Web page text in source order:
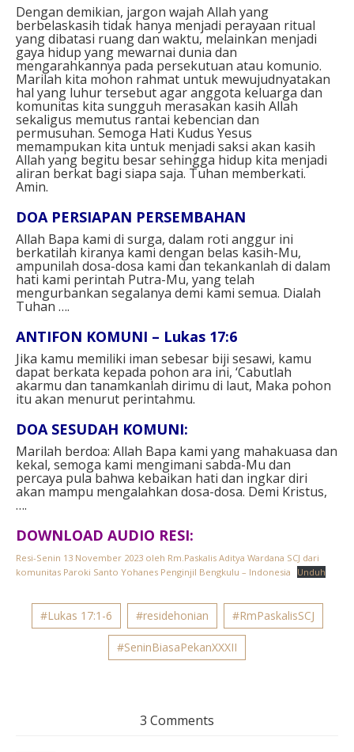
Dengan demikian, jargon wajah Allah yang
berbelaskasih tidak hanya menjadi perayaan ritual
yang dibatasi ruang dan waktu, melainkan menjadi
gaya hidup yang mewarnai dunia dan
mengarahkannya pada persekutuan atau komunio.
Marilah kita mohon rahmat untuk mewujudnyatakan
hal yang luhur tersebut agar anggota keluarga dan
komunitas kita sungguh merasakan kasih Allah
sekaligus memutus rantai kebencian dan
permusuhan. Semoga Hati Kudus Yesus
memampukan kita untuk menjadi saksi akan kasih
Allah yang begitu besar sehingga hidup kita menjadi
aliran berkat bagi siapa saja. Tuhan memberkati.
Amin.
DOA PERSIAPAN PERSEMBAHAN
Allah Bapa kami di surga, dalam roti anggur ini
berkatilah kiranya kami dengan belas kasih-Mu,
ampunilah dosa-dosa kami dan tekankanlah di dalam
hati kami perintah Putra-Mu, yang telah
mengurbankan segalanya demi kami semua. Dialah
Tuhan ….
ANTIFON KOMUNI – Lukas 17:6
Jika kamu memiliki iman sebesar biji sesawi, kamu
dapat berkata kepada pohon ara ini, ‘Cabutlah
akarmu dan tanamkanlah dirimu di laut, Maka pohon
itu akan menurut perintahmu.
DOA SESUDAH KOMUNI:
Marilah berdoa: Allah Bapa kami yang mahakuasa dan
kekal, semoga kami mengimani sabda-Mu dan
percaya pulabahwa kebaikan hati dan ingkar diri
akan mampu mengalahkan dosa-dosa. Demi Kristus,
….
DOWNLOAD AUDIO RESI:
Resi-Senin 13 November 2023 oleh Rm.Paskalis Aditya Wardana SCJ dari
komunitas Paroki Santo Yohanes Penginjil Bengkulu – Indonesia
Unduh
#Lukas 17:1-6 #residehonian #RmPaskalisSCJ
#SeninBiasaPekanXXXII
3 Comments